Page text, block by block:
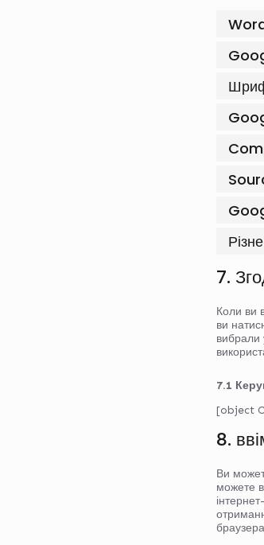
Різне
7.
Коли ви
ви
вибрали
7.1
[object
8.
Ви
можете